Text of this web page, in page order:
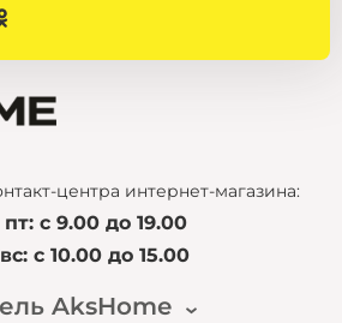
центра интернет-магазина:
с 9.00 до 19.00
с 10.00 до 15.00
AksHome